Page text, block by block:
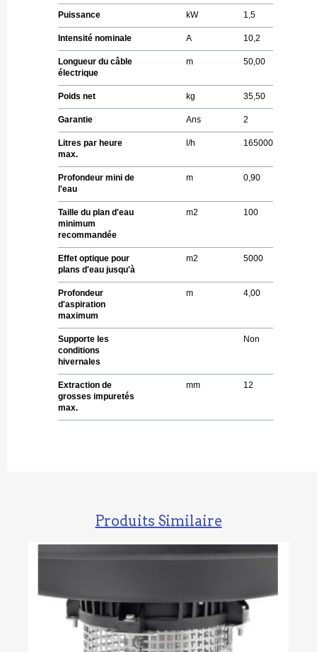
Puissance kW 1,5
Intensité nominale A 10,2
Longueur du câble
électrique
m 50,00
Poids net kg 35,50
Garantie Ans 2
Litres par heure
max.
l/h 165000
Profondeur mini de
l'eau
m 0,90
Taille du plan d'eau
minimum
recommandée
m2 100
Effet optique pour
plans d'eau jusqu'à
m2 5000
Profondeur
d'aspiration
maximum
m 4,00
Supporte les
conditions
hivernales
Non
Extraction de
grosses impuretés
max.
mm 12
Produits Similaire